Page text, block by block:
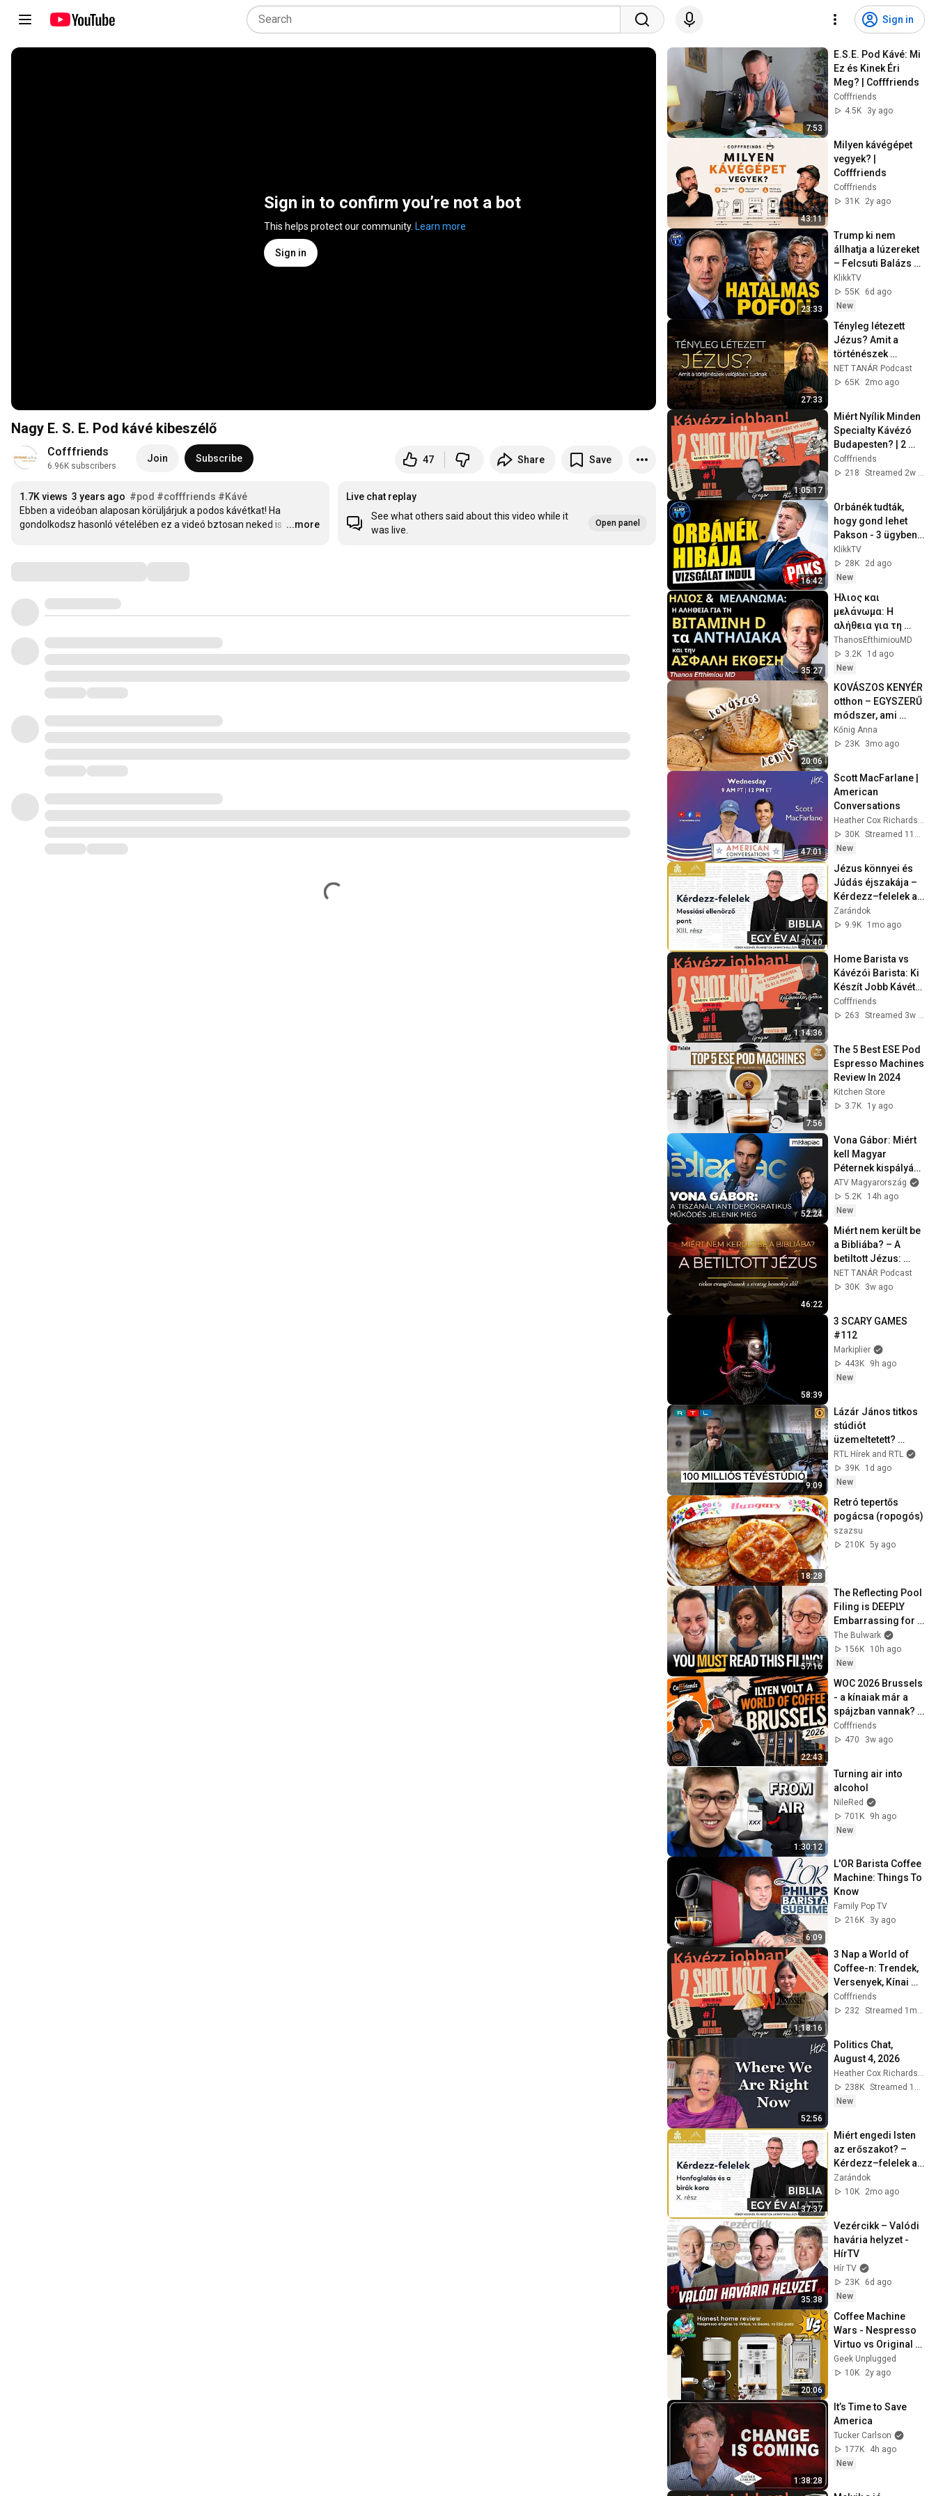
Sign in
Sign in to confirm you’re not a bot
This helps protect our community. Learn more
Sign in
Nagy E. S. E. Pod kávé kibeszélő
Cofffriends
6.96K subscribers
Join Subscribe 47 Share Save
1.7K views 3 years ago #pod #cofffriends #Kávé
Ebben a videóban alaposan körüljárjuk a podos kávétkat! Ha
gondolkodsz hasonló vételében ez a videó bztosan neked is …
...more
Live chat replay
See what others said about this video while it
was live.
Open panel
7:53
E.S.E. Pod Kávé: Mi
Ez és Kinek Éri
Meg? | Cofffriends
Cofffriends
4.5K
3y ago
43:11
Milyen kávégépet
vegyek? |
Cofffriends
Cofffriends
31K
2y ago
23:33
Trump ki nem
állhatja a lúzereket
– Felcsuti Balázs
Orbán bukásáról
KlikkTV
55K
6d ago
New
27:33
Tényleg létezett
Jézus? Amit a
történészek
valójában tudnak
NET TANÁR Podcast
65K
2mo ago
1:05:17
Miért Nyílik Minden
Specialty Kávézó
Budapesten? | 2
SHOT KÖZÖTT #9
Cofffriends
218
16:42
Orbánék tudták,
hogy gond lehet
Pakson - 3 ügyben
vizsgálat indul
KlikkTV
28K
2d ago
New
35:27
Ήλιος και
μελάνωμα: Η
αλήθεια για τη
βιταμίνη D, τα
αντηλιακά και την
ασφαλή έκθεση
ThanosEfthimiouMD
3.2K
1d ago
New
20:06
KOVÁSZOS KENYÉR
otthon – EGYSZERŰ
módszer, ami
mindig működik
(kezdőknek is!)
Kőnig Anna
23K
3mo ago
47:01
Scott MacFarlane |
American
Conversations
Heather Cox Richardson
30K
Streamed 11h ago
New
30:40
Jézus könnyei és
Júdás éjszakája –
Kérdezz–felelek a
Biblia egy év alatt p.
Zarándok
9.9K
1mo ago
1:14:36
Home Barista vs
Kávézói Barista: Ki
Készít Jobb Kávét?
| 2 SHOT KÖZÖTT
#8
Cofffriends
263
Streamed 3w ago
7:56
The 5 Best ESE Pod
Espresso Machines
Review In 2024
Kitchen Store
3.7K
1y ago
52:24
Vona Gábor: Miért
kell Magyar
Péternek kispályás
bicskázónak lenni?
| MÉDIAPIAC
ATV Magyarország
5.2K
14h ago
New
46:22
Miért nem került be
a Bibliába? – A
betiltott Jézus:
titkos
evangéliumok a
NET TANÁR Podcast
30K
3w ago
58:39
3 SCARY GAMES
#112
Markiplier
443K
9h ago
New
9:09
Lázár János titkos
stúdiót
üzemeltetett?
Bemutatjuk, mit
találtak utána a
minisztériumban
RTL Hírek and RTL
39K
1d ago
New
18:28
Retró tepertős
pogácsa (ropogós)
szazsu
210K 5y ago
57:16
The Reflecting Pool
Filing is DEEPLY
Embarrassing for
Trump (w/ Andrew
Weissmann) |
Illegal News
The Bulwark
156K
10h ago
New
22:43
WOC 2026 Brussels
- a kínaiak már a
spájzban vannak? |
Cofffriends
Cofffriends
470
3w ago
1:30:12
Turning air into
alcohol
NileRed
701K
9h ago
New
6:09
L'OR Barista Coffee
Machine: Things To
Know
Family Pop TV
216K
3y ago
1:18:16
3 Nap a World of
Coffee-n: Trendek,
Versenyek, Kínai
Klónok | 2 SHOT
KÖZÖTT #7
Cofffriends
232
Streamed 1mo ago
52:56
Politics Chat,
August 4, 2026
Heather Cox Richardson
238K
Streamed 1d ago
New
37:37
Miért engedi Isten
az erőszakot? –
Kérdezz–felelek a
Biblia egy év alatt p.
Zarándok
10K
2mo ago
35:38
Vezércikk – Valódi
havária helyzet -
HírTV
Hír TV
23K
6d ago
New
20:06
Coffee Machine
Wars - Nespresso
Virtuo vs Original
vs Beans vs ESE
pads
Geek Unplugged
10K
2y ago
1:38:28
It’s Time to Save
America
Tucker Carlson
177K
4h ago
New